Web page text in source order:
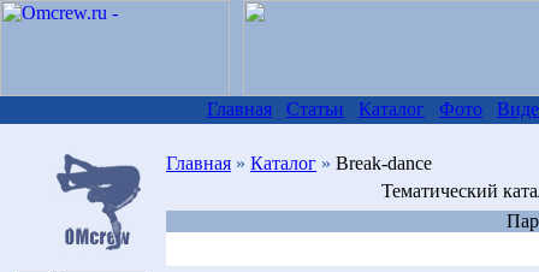
Главная Статьи Каталог Фото
Главная » Каталог » Break-dance
Тематический